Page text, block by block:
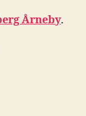
Årneby.